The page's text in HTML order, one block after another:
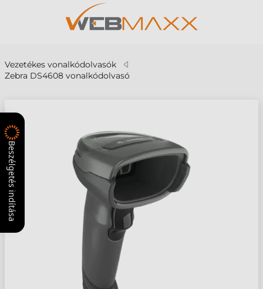
Vezetékes vonalkódolvasók
Zebra DS4608 vonalkódolvasó
Beszélgetés indítása